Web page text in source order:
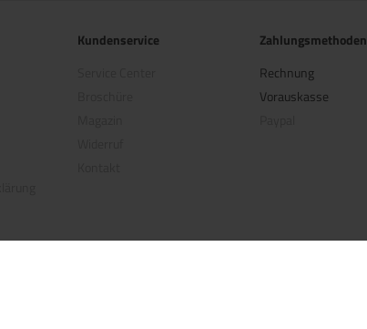
Kundenservice
Zahlungsmethoden
Rechnung
Vorauskasse